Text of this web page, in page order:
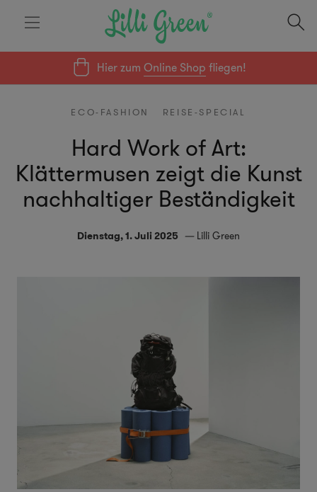
Hier zumOnline Shop fliegen!
ECO-FASHION REISE-SPECIAL
Hard Work of Art:
Klättermusen zeigt die Kunst
nachhaltiger Beständigkeit
Dienstag, 1. Juli 2025 Lilli Green